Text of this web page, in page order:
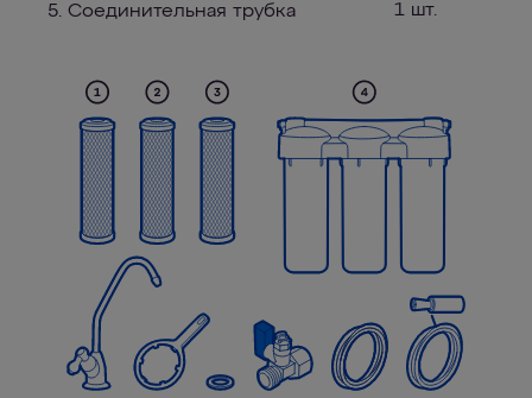
5. Соединительная трубка 1 шт.